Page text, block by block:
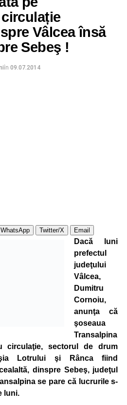
Vâlcea însă
Sebeş !
în 09.07.2014
WhatsApp Twitter/X Email
Dacă luni
prefectul
judeţului
Vâlcea,
Dumitru
Cornoiu,
anunţa că
şoseaua
Transalpina
circulaţie, sectorul de drum
Lotrului şi Rânca fiind
dinspre Sebeş, judeţul
se pare că lucrurile s-
luni.